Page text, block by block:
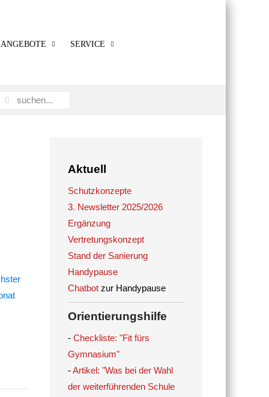
ANGEBOTE SERVICE
Aktuell
Schutzkonzepte
3. Newsletter 2025/2026
Ergänzung
Vertretungskonzept
Stand der Sanierung
Handypause
Chatbotzur Handypause
Orientierungshilfe
- Checkliste: "Fit fürs
Gymnasium"
-Artikel: "Was bei der Wahl
der weiterführenden Schule